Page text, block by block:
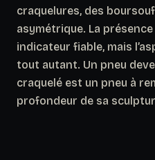
craquelures, des
asymétrique. La
indicateur fiable, mais
tout autant. Un pneu
craquelé est un pneu à
profondeur de sa